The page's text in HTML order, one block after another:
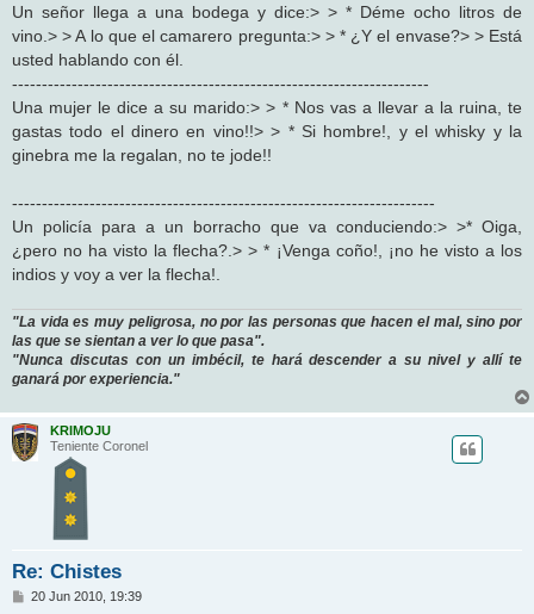
Un señor llega a una bodega y dice:> > * Déme ocho litros de
vino.> > A lo que el camarero pregunta:> > * ¿Y el envase?> > Está
usted hablando con él.
----------------------------------------------------------------------
Una mujer le dice a su marido:> > * Nos vas a llevar a la ruina, te
gastas todo el dinero en vino!!> > * Si hombre!, y el whisky y la
ginebra me la regalan, no te jode!!
-----------------------------------------------------------------------
Un policía para a un borracho que va conduciendo:> >* Oiga,
¿pero no ha visto la flecha?.> > * ¡Venga coño!, ¡no he visto a los
indios y voy a ver la flecha!.
"La vida es muy peligrosa, no por las personas que hacen el mal, sino por
las que se sientan a ver lo que pasa".
"Nunca discutas con un imbécil, te hará descender a su nivel y allí te
ganará por experiencia."
KRIMOJU
Teniente Coronel
Re: Chistes
M
20 Jun 2010, 19:39